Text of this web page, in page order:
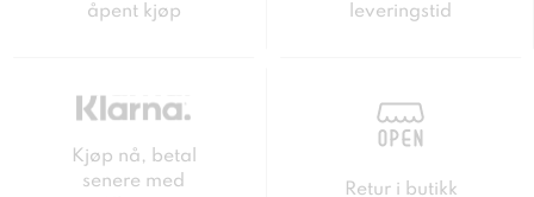
åpent kjøp
leveringstid
Kjøp nå, betal
senere med
Retur i butikk